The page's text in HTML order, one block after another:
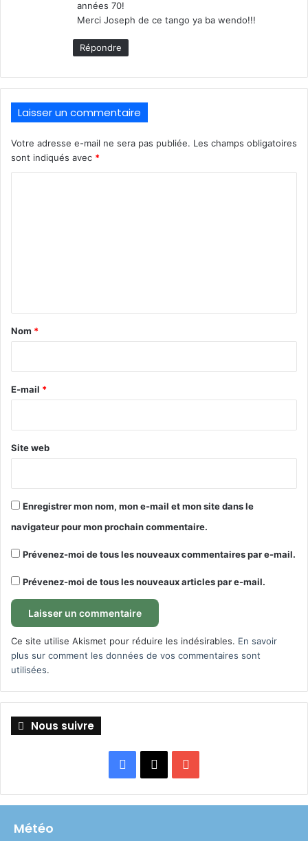
années 70!
Merci Joseph de ce tango ya ba wendo!!!
Répondre
Laisser un commentaire
Votre adresse e-mail ne sera pas publiée. Les champs obligatoires
sont indiqués avec *
a
e
Nom *
E-mail *
Site web
Enregistrer mon nom, mon e-mail et mon site dans le
navigateur pour mon prochain commentaire.
Prévenez-moi de tous les nouveaux commentaires par e-mail.
Prévenez-moi de tous les nouveaux articles par e-mail.
Ce site utilise Akismet pour réduire les indésirables. En savoir
plus sur comment les données de vos commentaires sont
utilisées.
Nous suivre
Facebook
X
Météo